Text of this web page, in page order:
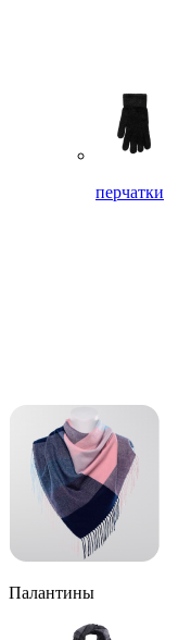
перчатки
Палантины